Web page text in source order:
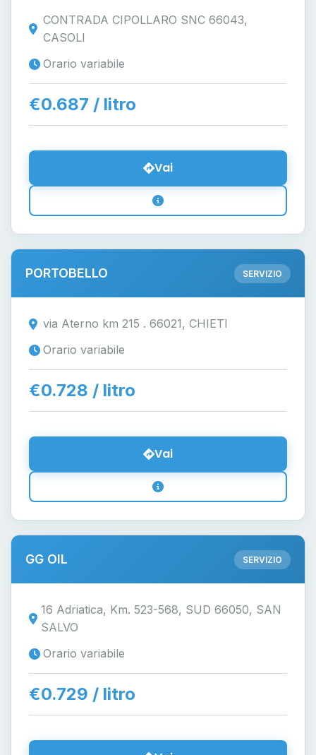
CONTRADA CIPOLLARO SNC 66043,
CASOLI
Orario variabile
€0.687 / litro
Vai
PORTOBELLO SERVIZIO
via Aterno km 215 . 66021, CHIETI
Orario variabile
€0.728 / litro
Vai
GG OIL SERVIZIO
16 Adriatica, Km. 523-568, SUD 66050, SAN
SALVO
Orario variabile
€0.729 / litro